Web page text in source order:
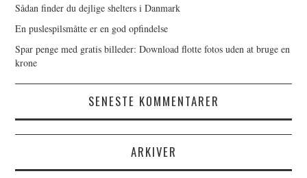
Sådan finder du dejlige shelters i Danmark
En puslespilsmåtte er en god opfindelse
Spar penge med gratis billeder: Download flotte fotos uden at bruge en
krone
SENESTE KOMMENTARER
ARKIVER